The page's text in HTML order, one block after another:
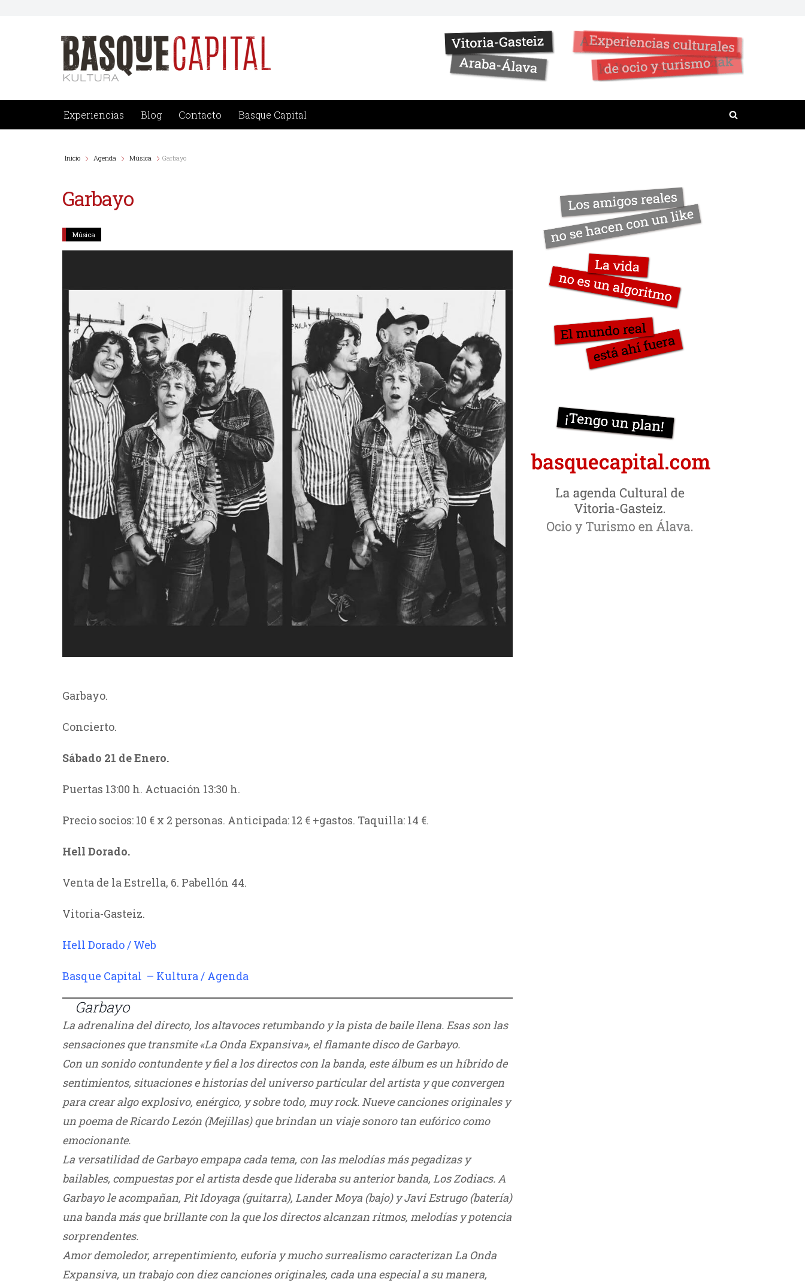
Experiencias Blog Contacto Basque Capital
Inicio Agenda Música Garbayo
Garbayo
Música
Garbayo.
Concierto.
Sábado 21 de Enero.
Puertas 13:00 h. Actuación 13:30 h.
Precio socios: 10 € x 2 personas. Anticipada: 12 € +gastos. Taquilla: 14 €.
Hell Dorado.
Venta de la Estrella, 6. Pabellón 44.
Vitoria-Gasteiz.
Hell Dorado / Web
Basque Capital – Kultura / Agenda
Garbayo
La adrenalina del directo, los altavoces retumbando y la pista de baile llena. Esas son las
sensaciones que transmite «La Onda Expansiva», el flamante disco de Garbayo.
Con un sonido contundente y fiel a los directos con la banda, este álbum es un híbrido de
sentimientos, situaciones e historias del universo particular del artista y que convergen
para crear algo explosivo, enérgico, y sobre todo, muy rock. Nueve canciones originales y
un poema de Ricardo Lezón (Mejillas) que brindan un viaje sonoro tan eufórico como
emocionante.
La versatilidad de Garbayo empapa cada tema, con las melodías más pegadizas y
bailables, compuestas por el artista desde que lideraba su anterior banda, Los Zodiacs. A
Garbayo le acompañan, Pit Idoyaga (guitarra), Lander Moya (bajo) y Javi Estrugo (batería)
una banda más que brillante con la que los directos alcanzan ritmos, melodías y potencia
sorprendentes.
Amor demoledor, arrepentimiento, euforia y mucho surrealismo caracterizan La Onda
Expansiva, un trabajo con diez canciones originales, cada una especial a su manera,